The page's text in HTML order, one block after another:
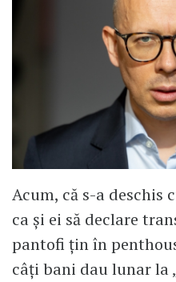
Acum, că s-a deschis
ca și ei să declare
pantofi țin în
câți bani dau lunar la